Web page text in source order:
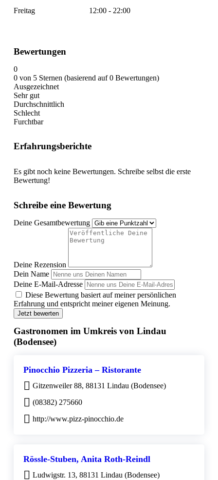
Freitag
12:00 - 22:00
Bewertungen
0
0 von 5 Sternen (basierend auf 0 Bewertungen)
Ausgezeichnet
Sehr gut
Durchschnittlich
Schlecht
Furchtbar
Erfahrungsberichte
Es gibt noch keine Bewertungen. Schreibe selbst die erste
Bewertung!
Schreibe eine Bewertung
Deine Gesamtbewertung
Deine Rezension
Dein Name
Deine E-Mail-Adresse
Diese Bewertung basiert auf meiner persönlichen
Erfahrung und entspricht meiner eigenen Meinung.
Jetzt bewerten
Gastronomen im Umkreis von Lindau
(Bodensee)
Pinocchio Pizzeria – Ristorante
Gitzenweiler 88, 88131 Lindau (Bodensee)
(08382) 275660
http://www.pizz-pinocchio.de
Rössle-Stuben, Anita Roth-Reindl
Ludwigstr. 13, 88131 Lindau (Bodensee)